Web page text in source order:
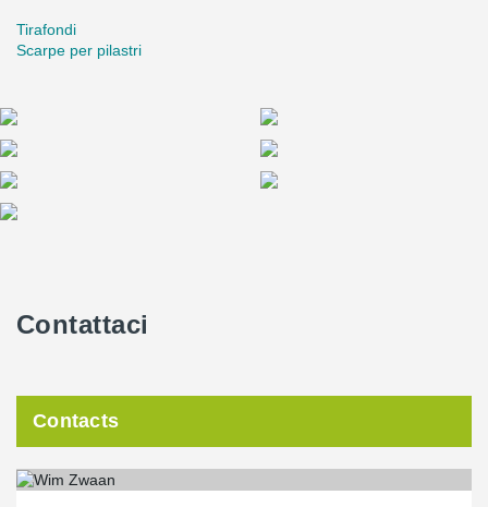
Tirafondi
Scarpe per pilastri
Contattaci
Contacts